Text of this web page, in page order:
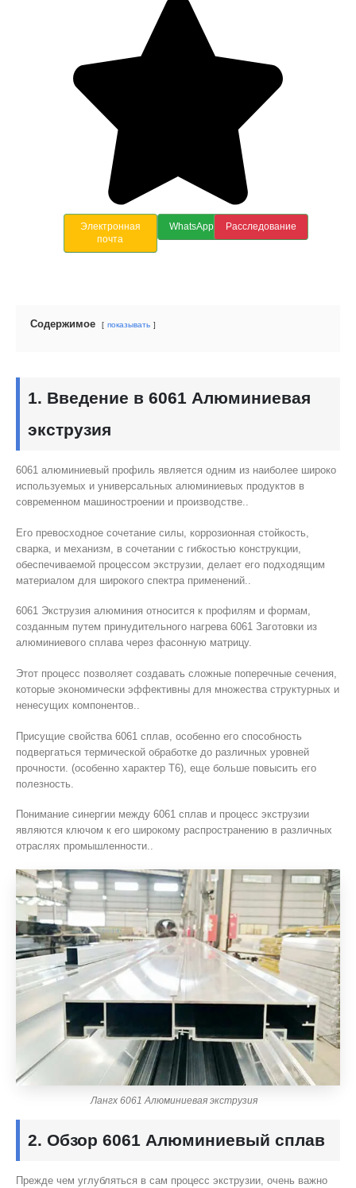
Электронная
почта
WhatsApp Расследование
Содержимое показывать
1. Введение в 6061 Алюминиевая
экструзия
6061 алюминиевый профиль является одним из наиболее широко
используемых и универсальных алюминиевых продуктов в
современном машиностроении и производстве..
Его превосходное сочетание силы, коррозионная стойкость,
сварка, и механизм, в сочетании с гибкостью конструкции,
обеспечиваемой процессом экструзии, делает его подходящим
материалом для широкого спектра применений..
6061 Экструзия алюминия относится к профилям и формам,
созданным путем принудительного нагрева 6061 Заготовки из
алюминиевого сплава через фасонную матрицу.
Этот процесс позволяет создавать сложные поперечные сечения,
которые экономически эффективны для множества структурных и
ненесущих компонентов..
Присущие свойства 6061 сплав, особенно его способность
подвергаться термической обработке до различных уровней
прочности. (особенно характер T6), еще больше повысить его
полезность.
Понимание синергии между 6061 сплав и процесс экструзии
являются ключом к его широкому распространению в различных
отраслях промышленности..
Лангх 6061 Алюминиевая экструзия
2. Обзор 6061 Алюминиевый сплав
Прежде чем углубляться в сам процесс экструзии, очень важно